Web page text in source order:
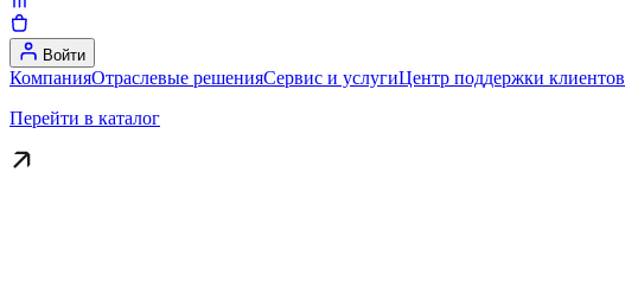
Войти
КомпанияОтраслевые решенияСервис и услугиЦентр поддержки клиентов
Перейти в каталог